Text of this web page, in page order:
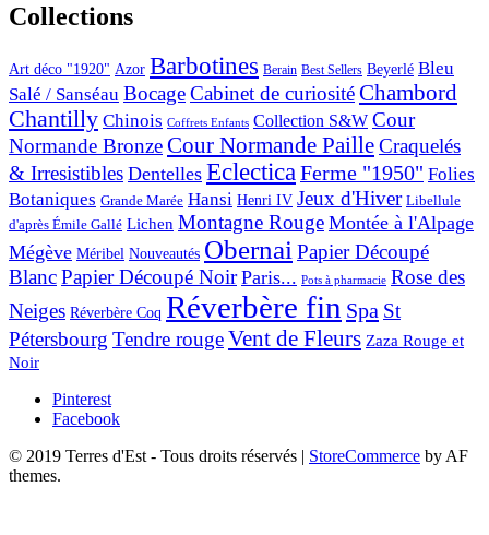
Collections
Art déco "1920" Azor Barbotines Berain Best Sellers Beyerlé Bleu
Salé / Sanséau BocageCabinet de curiositéChambord
Chantilly Chinois Coffrets Enfants Collection S&W Cour
Normande BronzeCour Normande PailleCraquelés
& Irresistibles Dentelles EclecticaFerme "1950" Folies
Botaniques Grande Marée Hansi Henri IV Jeux d'Hiver Libellule
d'après Émile Gallé Lichen Montagne Rouge Montée à l'Alpage
Mégève Méribel Nouveautés ObernaiPapier Découpé
BlancPapier Découpé Noir Paris... Pots à pharmacie Rose des
Neiges Réverbère Coq Réverbère fin Spa St
Pétersbourg Tendre rougeVent de Fleurs Zaza Rouge et
Noir
Pinterest
Facebook
© 2019 Terres d'Est - Tous droits réservés
StoreCommerce by AF
themes.